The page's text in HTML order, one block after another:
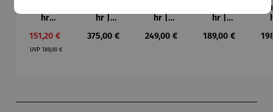
hr
Limited
Edition
Verkaufspreis:
151,20 €
UVPRegulärer Preis:
189,00 €
hr |
ph –
Regulärer Preis:
375,00 €
hr |
olz –
Regulärer Preis:
249,00 €
hr |
band –
Regulärer Preis:
189,00 €